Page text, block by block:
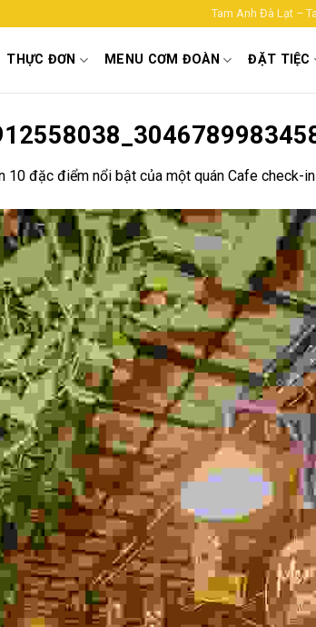
Tam Anh Đà Lạt –
THỰC ĐƠN MENU CƠM ĐOÀN ĐẶT TIỆC
10 đặc điểm nổi bật của một quán Cafe check-